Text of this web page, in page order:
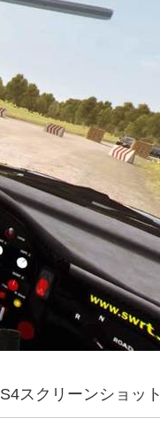
スクリーンショット